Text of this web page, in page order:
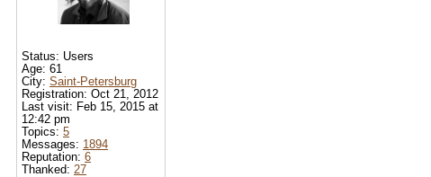
Status: Users
Age: 61
City: Saint-Petersburg
Registration: Oct 21, 2012
Last visit: Feb 15, 2015 at
12:42 pm
Topics: 5
Messages: 1894
Reputation: 6
Thanked: 27